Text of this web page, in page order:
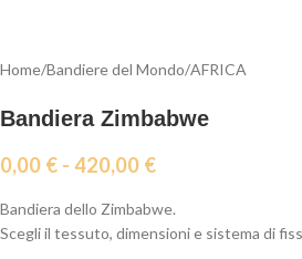
Home/Bandiere del Mondo/AFRICA
Bandiera Zimbabwe
0,00 € - 420,00 €
Bandiera dello Zimbabwe.
Scegli il tessuto, dimensioni e sistema di